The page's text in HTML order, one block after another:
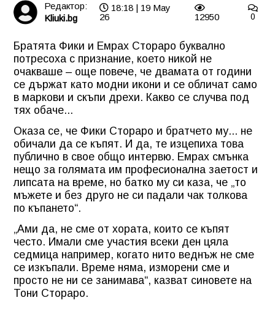
Редактор:
Kliuki.bg
18:18 | 19 May
26
12950 0
Братята Фики и Емрах Стораро буквално
потресоха с признание, което никой не
очакваше – още повече, че двамата от години
се държат като модни икони и се обличат само
в маркови и скъпи дрехи. Какво се случва под
тях обаче...
Оказа се, че Фики Стораро и братчето му... не
обичали да се къпят. И да, те изцепиха това
публично в свое общо интервю. Емрах смънка
нещо за голямата им професионална заетост и
липсата на време, но батко му си каза, че „то
мъжете и без друго не си падали чак толкова
по къпането“.
„Ами да, не сме от хората, които се къпят
често. Имали сме участия всеки ден цяла
седмица например, когато нито веднъж не сме
се изкъпали. Време няма, изморени сме и
просто не ни се занимава“, казват синовете на
Тони Стораро.